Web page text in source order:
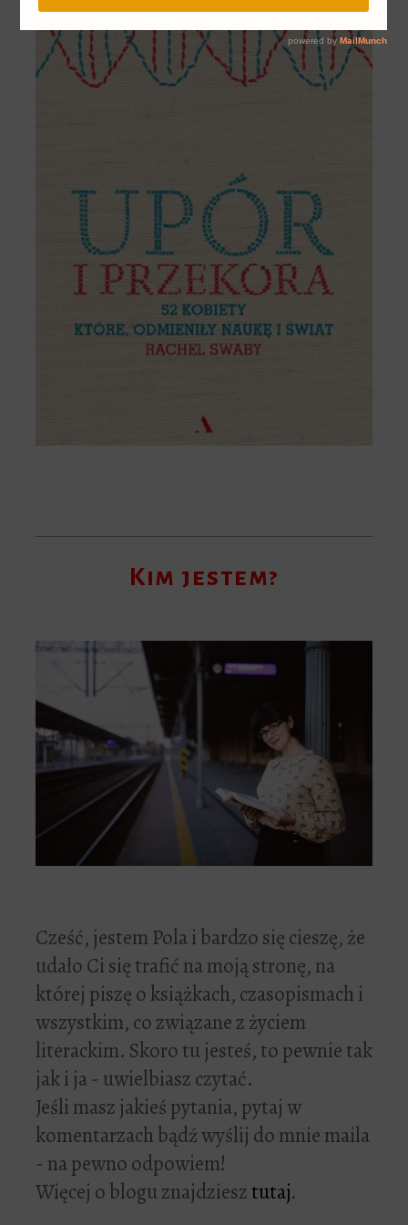
Kim jestem?
Cześć, jestem Pola i bardzo się cieszę, że
udało Ci się trafić na moją stronę, na
której piszę o książkach, czasopismach i
wszystkim, co związane z życiem
literackim. Skoro tu jesteś, to pewnie tak
jak i ja - uwielbiasz czytać.
Jeśli masz jakieś pytania, pytaj w
komentarzach bądź wyślij do mnie maila
- na pewno odpowiem!
Więcej o blogu znajdziesztutaj.